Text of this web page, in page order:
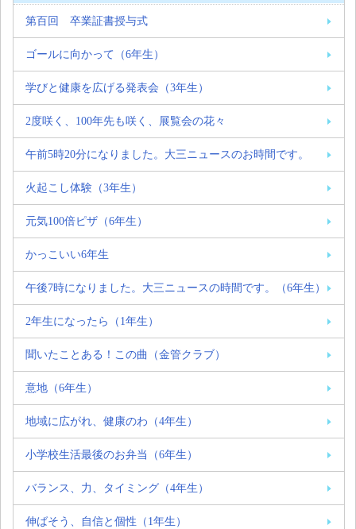
第百回 卒業証書授与式
ゴールに向かって（6年生）
学びと健康を広げる発表会（3年生）
2度咲く、100年先も咲く、展覧会の花々
午前5時20分になりました。大三ニュースのお時間です。
火起こし体験（3年生）
元気100倍ピザ（6年生）
かっこいい6年生
午後7時になりました。大三ニュースの時間です。（6年生）
2年生になったら（1年生）
聞いたことある！この曲（金管クラブ）
意地（6年生）
地域に広がれ、健康のわ（4年生）
小学校生活最後のお弁当（6年生）
バランス、力、タイミング（4年生）
伸ばそう、自信と個性（1年生）